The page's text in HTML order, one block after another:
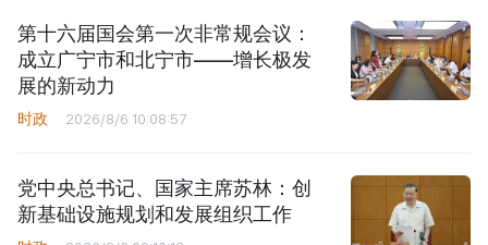
第十六届国会第一次非常规会议：
成立广宁市和北宁市——增长极发
展的新动力
时政 2026/8/6 10:08:57
党中央总书记、国家主席苏林：创
新基础设施规划和发展组织工作